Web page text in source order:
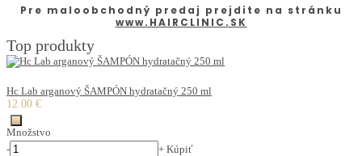
Pre maloobchodný predaj prejdite na stránku
www.HAIRCLINIC.SK
Top produkty
Hc Lab arganový ŠAMPÓN hydratačný 250 ml
12.00 €
Množstvo
-
+ Kúpiť